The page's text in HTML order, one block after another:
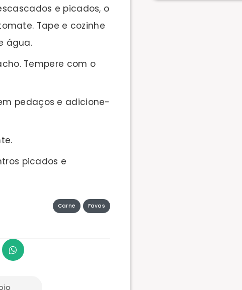
e picados, o
Tape e cozinhe
água.
Tempere com o
pedaços e adicione-
picados e
Carne Favas